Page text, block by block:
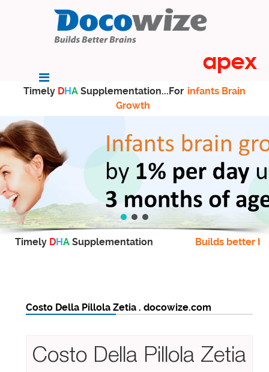
Timely DHA Supplementation...For infants Brain
Growth
Timely DHA Supplementation Builds better
Costo Della Pillola Zetia . docowize.com
Costo Della Pillola Zetia